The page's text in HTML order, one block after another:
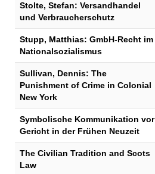
Stolte, Stefan: Versandhandel
und Verbraucherschutz
Stupp, Matthias: GmbH-Recht im
Nationalsozialismus
Sullivan, Dennis: The
Punishment of Crime in Colonial
New York
Symbolische Kommunikation vor
Gericht in der Frühen Neuzeit
The Civilian Tradition and Scots
Law